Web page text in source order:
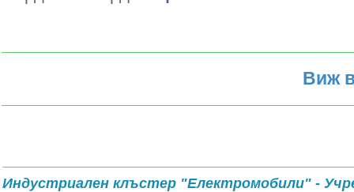
Виж
Индустриален клъстер "Електромобили" -